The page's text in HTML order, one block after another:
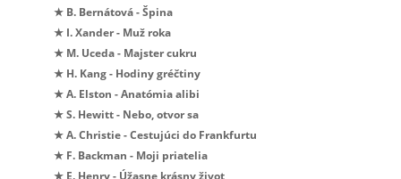
★ B. Bernátová - Špina
★ I. Xander - Muž roka
★ M. Uceda - Majster cukru
★ H. Kang - Hodiny gréčtiny
★ A. Elston - Anatómia alibi
★ S. Hewitt - Nebo, otvor sa
★ A. Christie - Cestujúci do Frankfurtu
★ F. Backman - Moji priatelia
★ E. Henry - Úžasne krásny život